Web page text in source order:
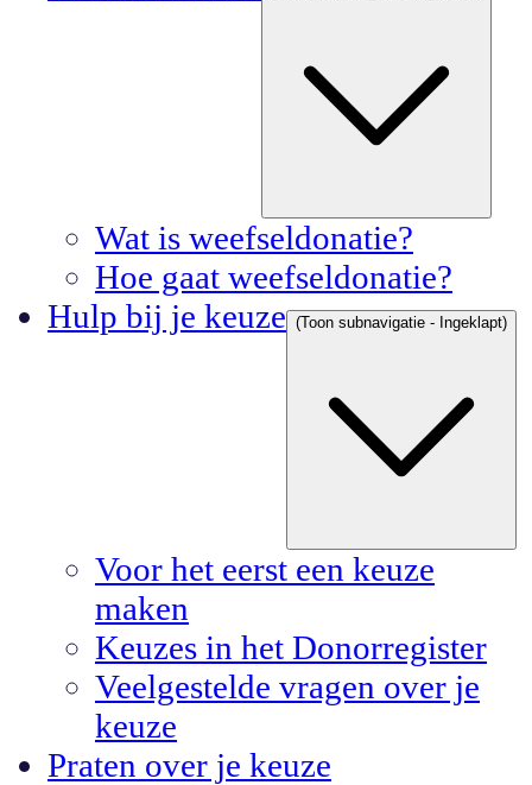
Wat is weefseldonatie?
Hoe gaat weefseldonatie?
Hulp bij je keuze (Toon subnavigatie - Ingeklapt)
Voor het eerst een keuze
maken
Keuzes in het Donorregister
Veelgestelde vragen over je
keuze
Praten over je keuze